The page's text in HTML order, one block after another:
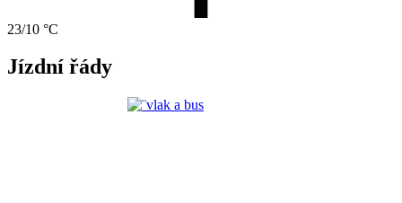
23/10 °C
Jízdní řády